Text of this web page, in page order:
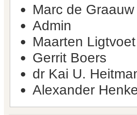
Marc de Graauw
Admin
Maarten Ligtvoet
Gerrit Boers
dr Kai U.
Alexander